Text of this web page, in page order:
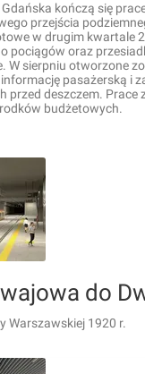
kończą się
przejścia
w drugim kwartale
pociągów oraz
W sierpniu otworzone
pasażerską i
przed deszczem. Prace
budżetowych.
Warszawskiej 1920 r.